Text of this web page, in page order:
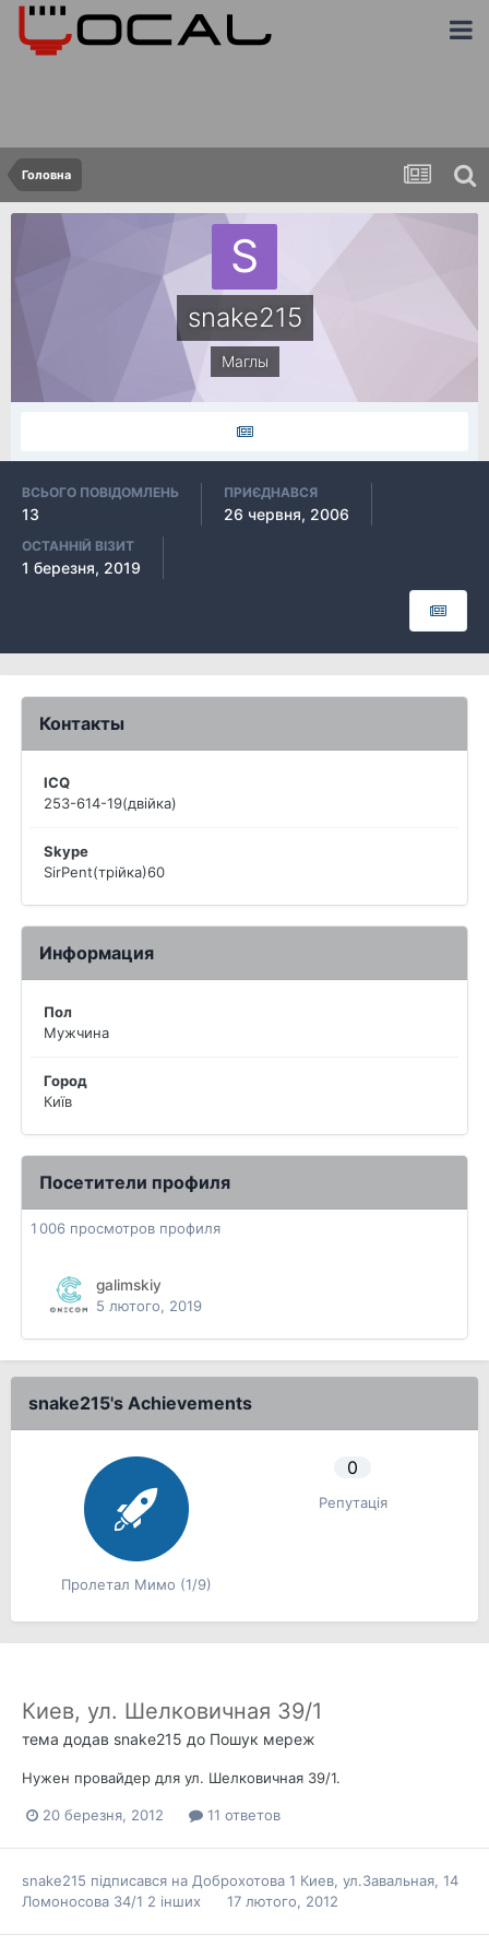
Головна
snake215
Маглы
ВСЬОГО ПОВІДОМЛЕНЬ
13
ПРИЄДНАВСЯ
26 червня, 2006
ОСТАННІЙ ВІЗИТ
1 березня, 2019
Контакты
ICQ
253-614-19(двійка)
Skype
SirPent(трійка)60
Информация
Пол
Мужчина
Город
Київ
Посетители профиля
1 006 просмотров профиля
galimskiy
5 лютого, 2019
snake215's Achievements
Пролетал Мимо (1/9)
0
Репутація
Киев, ул. Шелковичная 39/1
тема додав snake215 до Пошук мереж
Нужен провайдер для ул. Шелковичная 39/1.
20 березня, 2012 11 ответов
snake215 підписався на Доброхотова 1 Киев, ул.Завальная, 14
Ломоносова 34/1 2 інших 17 лютого, 2012